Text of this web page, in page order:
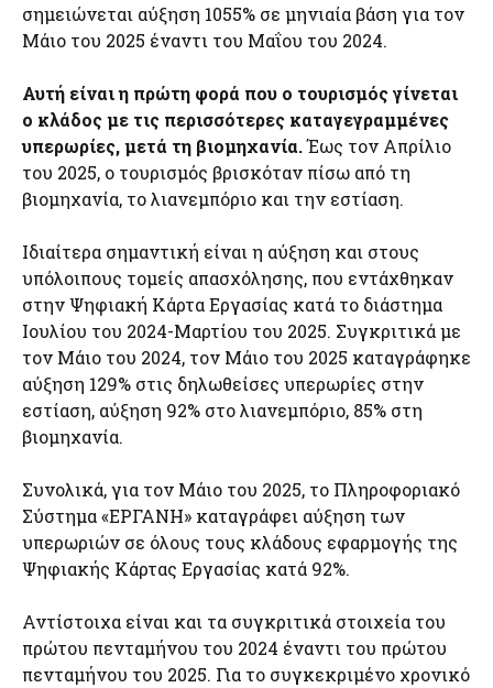
σημειώνεται αύξηση 1055% σε μηνιαία βάση για τον
Μάιο του 2025 έναντι του Μαΐου του 2024.
Αυτή είναι η πρώτη φορά που ο τουρισμός γίνεται
ο κλάδος με τις περισσότερες καταγεγραμμένες
υπερωρίες, μετά τη βιομηχανία.Έως τον Απρίλιο
του 2025, ο τουρισμός βρισκόταν πίσω από τη
βιομηχανία, το λιανεμπόριο και την εστίαση.
Ιδιαίτερα σημαντική είναι η αύξηση και στους
υπόλοιπους τομείς απασχόλησης, που εντάχθηκαν
στην Ψηφιακή Κάρτα Εργασίας κατά το διάστημα
Ιουλίου του 2024-Μαρτίου του 2025. Συγκριτικά με
τον Μάιο του 2024, τον Μάιο του 2025 καταγράφηκε
αύξηση 129% στις δηλωθείσες υπερωρίες στην
εστίαση, αύξηση 92% στο λιανεμπόριο, 85% στη
βιομηχανία.
Συνολικά, για τον Μάιο του 2025, το Πληροφοριακό
Σύστημα «ΕΡΓΑΝΗ» καταγράφει αύξηση των
υπερωριών σε όλους τους κλάδους εφαρμογής της
Ψηφιακής Κάρτας Εργασίας κατά 92%.
Αντίστοιχα είναι και τα συγκριτικά στοιχεία του
πρώτου πενταμήνου του 2024 έναντι του πρώτου
πενταμήνου του 2025. Για το συγκεκριμένο χρονικό